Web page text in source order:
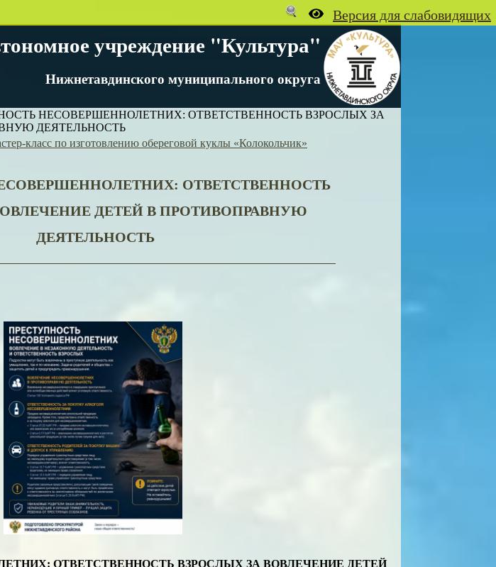
учреждение "Культура"
Нижнетавдинского муниципального округа
НЕСОВЕРШЕННОЛЕТНИХ: ОТВЕТСТВЕННОСТЬ ВЗРОСЛЫХ ЗА
ДЕЯТЕЛЬНОСТЬ
класс по изготовлению обереговой куклы «Колокольчик»
ОТВЕТСТВЕННОСТЬ
ДЕТЕЙ В ПРОТИВОПРАВНУЮ
ДЕЯТЕЛЬНОСТЬ
ОТВЕТСТВЕННОСТЬ ВЗРОСЛЫХ ЗА ВОВЛЕЧЕНИЕ ДЕТЕЙ